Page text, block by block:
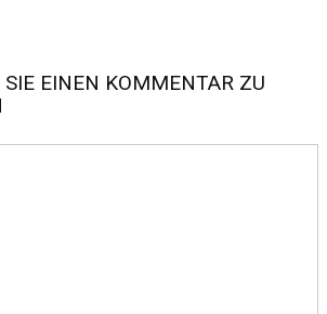
EINEN KOMMENTAR ZU